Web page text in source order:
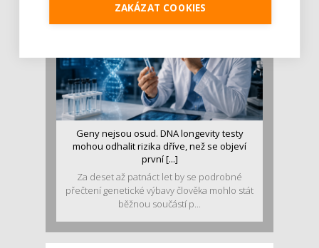
Geny nejsou osud. DNA longevity testy
mohou odhalit rizika dříve, než se objeví
první [...]
Za deset až patnáct let by se podrobné
přečtení genetické výbavy člověka mohlo stát
běžnou součástí p...
ZAKÁZAT COOKIES